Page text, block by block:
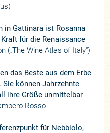
in Gattinara ist Rosanna
für die Renaissance
(„The Wine Atlas of Italy“)
das Beste aus dem Erbe
können Jahrzehnte
ihre Größe unmittelbar
Rosso
für Nebbiolo,